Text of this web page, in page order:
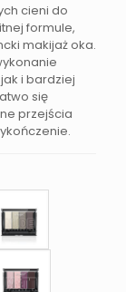
cieni do
formule,
makijaż oka.
i bardziej
się
przejścia